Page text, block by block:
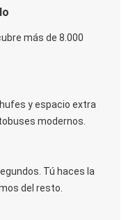
más de 8.000
y espacio extra
modernos.
Tú haces la
del resto.